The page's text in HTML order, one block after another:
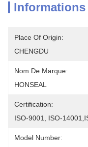
Informations
Place Of Origin:
CHENGDU
Nom De Marque:
HONSEAL
Certification:
ISO-9001, ISO-
Model Number: